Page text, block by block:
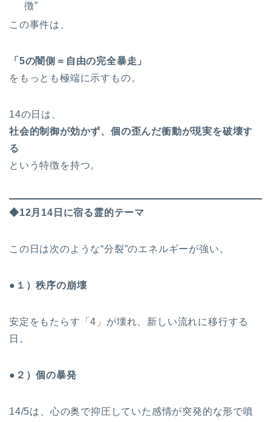
徴”
この事件は、
「5の闇側＝自由の完全暴走」
をもっとも極端に示すもの。
14の日は、
社会的制御が効かず、個の歪んだ衝動が現実を破壊す
る
という特徴を持つ。
◆12月14日に宿る霊的テーマ
この日は次のような“分裂”のエネルギーが強い。
●１）秩序の崩壊
安定をもたらす「4」が壊れ、新しい流れに移行する
日。
●２）個の暴発
14/5は、心の奥で抑圧していた感情が突発的な形で噴